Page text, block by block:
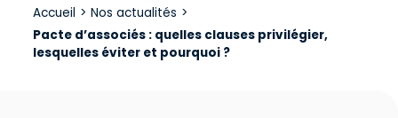
Accueil > Nos actualités >
Pacte d’associés : quelles clauses privilégier,
lesquelles éviter et pourquoi ?